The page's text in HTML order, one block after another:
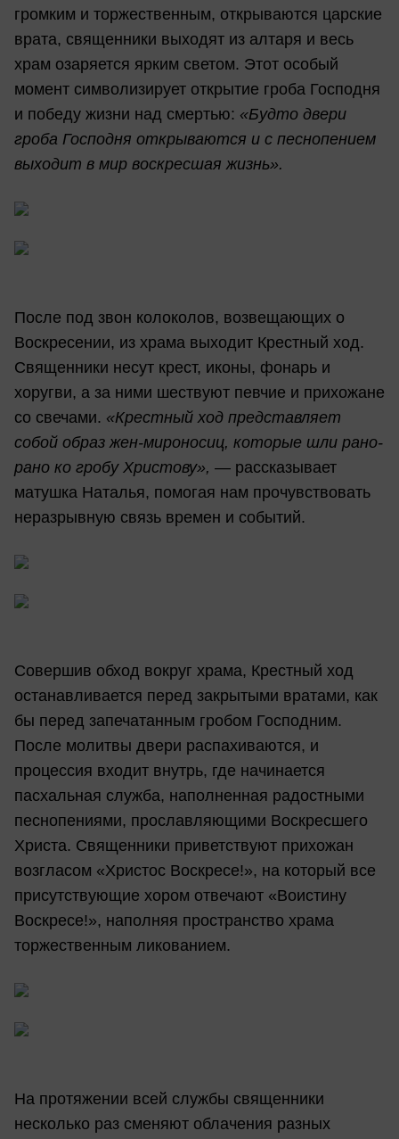
громким и торжественным, открываются царские
врата, священники выходят из алтаря и весь
храм озаряется ярким светом. Этот особый
момент символизирует открытие гроба Господня
и победу жизни над смертью: «Будто двери
гроба Господня открываются и с песнопением
выходит в мир воскресшая жизнь».
После под звон колоколов, возвещающих о
Воскресении, из храма выходит Крестный ход.
Священники несут крест, иконы, фонарь и
хоругви, а за ними шествуют певчие и прихожане
со свечами. «Крестный ход представляет
собой образ жен-мироносиц, которые шли рано-
рано ко гробу Христову», — рассказывает
матушка Наталья, помогая нам прочувствовать
неразрывную связь времен и событий.
Совершив обход вокруг храма, Крестный ход
останавливается перед закрытыми вратами, как
бы перед запечатанным гробом Господним.
После молитвы двери распахиваются, и
процессия входит внутрь, где начинается
пасхальная служба, наполненная радостными
песнопениями, прославляющими Воскресшего
Христа. Священники приветствуют прихожан
возгласом «Христос Воскресе!», на который все
присутствующие хором отвечают «Воистину
Воскресе!», наполняя пространство храма
торжественным ликованием.
На протяжении всей службы священники
несколько раз сменяют облачения разных